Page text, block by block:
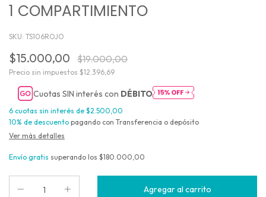
1 COMPARTIMIENTO
SKU: TS106ROJO
$15.000,00 $19.000,00
Precio sin impuestos $12.396,69
Cuotas SIN interés con DÉBITO
6 cuotas sin interés de $2.500,00
10% de descuento pagando con Transferencia o depósito
Ver más detalles
Envío gratis superando los $180.000,00